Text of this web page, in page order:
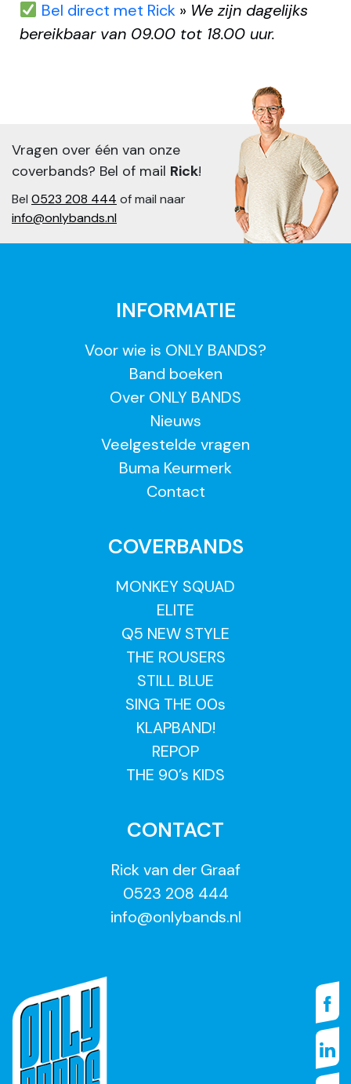
Bel direct met Rick» We zijn dagelijks
bereikbaar van 09.00 tot 18.00 uur.
Vragen over één van onze
coverbands? Bel of mail Rick!
Bel 0523 208 444 of mail naar
info@onlybands.nl
INFORMATIE
Voor wie is ONLY BANDS?
Band boeken
Over ONLY BANDS
Nieuws
Veelgestelde vragen
Buma Keurmerk
Contact
COVERBANDS
MONKEY SQUAD
ELITE
Q5 NEW STYLE
THE ROUSERS
STILL BLUE
SING THE 00s
KLAPBAND!
REPOP
THE 90’s KIDS
CONTACT
Rick van der Graaf
0523 208 444
info@onlybands.nl